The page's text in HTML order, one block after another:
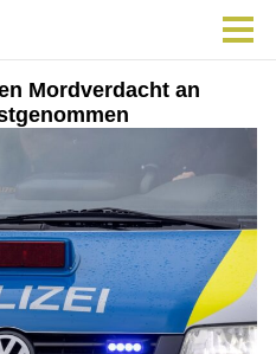
Mordverdacht an